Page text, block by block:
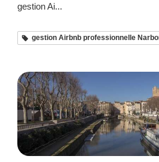
gestion Ai...
gestion Airbnb professionnelle